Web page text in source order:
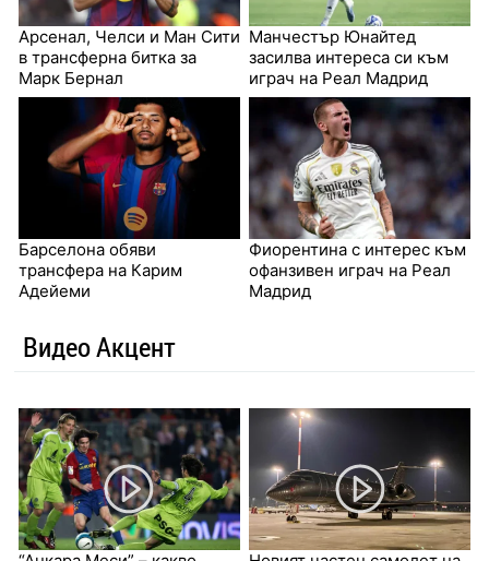
Арсенал, Челси и Ман Сити
в трансферна битка за
Марк Бернал
Манчестър Юнайтед
засилва интереса си към
играч на Реал Мадрид
Барселона обяви
трансфера на Карим
Адейеми
Фиорентина с интерес към
офанзивен играч на Реал
Мадрид
Видео Акцент